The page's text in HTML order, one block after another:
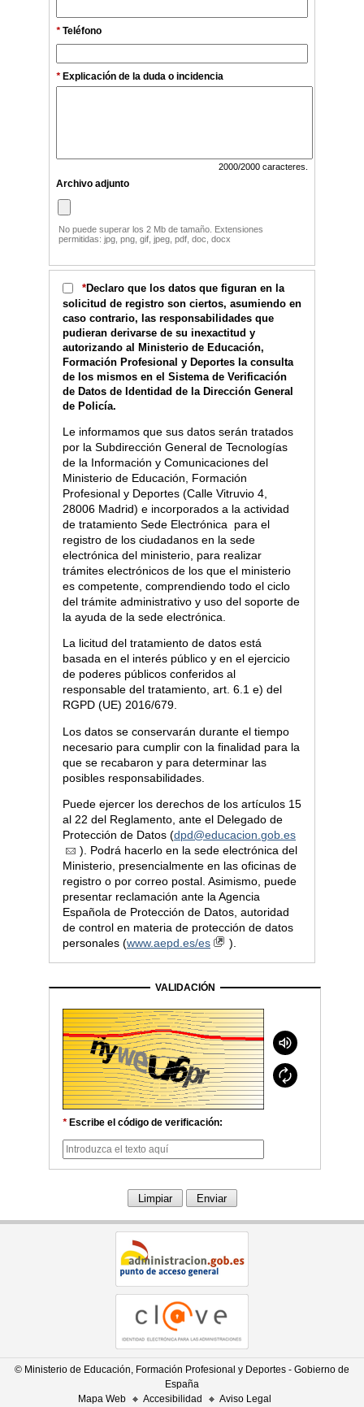
* Teléfono
* Explicación de la duda o incidencia
2000/2000 caracteres.
Archivo adjunto
No puede superar los 2 Mb de tamaño. Extensiones
permitidas: jpg, png, gif, jpeg, pdf, doc, docx
*Declaro que los datos que figuran en la
solicitud de registro son ciertos, asumiendo en
caso contrario, las responsabilidades que
pudieran derivarse de su inexactitud y
autorizando al Ministerio de Educación,
Formación Profesional y Deportes la consulta
de los mismos en el Sistema de Verificación
de Datos de Identidad de la Dirección General
de Policía.
Le informamos que sus datos serán tratados
por la Subdirección General de Tecnologías
de la Información y Comunicaciones del
Ministerio de Educación, Formación
Profesional y Deportes (Calle Vitruvio 4,
28006 Madrid) e incorporados a la actividad
de tratamiento Sede Electrónica para el
registro de los ciudadanos en la sede
electrónica del ministerio, para realizar
trámites electrónicos de los que el ministerio
es competente, comprendiendo todo el ciclo
del trámite administrativo y uso del soporte de
la ayuda de la sede electrónica.
La licitud del tratamiento de datos está
basada en el interés público y en el ejercicio
de poderes públicos conferidos al
responsable del tratamiento, art. 6.1 e) del
RGPD (UE) 2016/679.
Los datos se conservarán durante el tiempo
necesario para cumplir con la finalidad para la
que se recabaron y para determinar las
posibles responsabilidades.
Puede ejercer los derechos de los artículos 15
al 22 del Reglamento, ante el Delegado de
Protección de Datos (dpd@educacion.gob.es
). Podrá hacerlo en la sede electrónica del
Ministerio, presencialmente en las oficinas de
registro o por correo postal. Asimismo, puede
presentar reclamación ante la Agencia
Española de Protección de Datos, autoridad
de control en materia de protección de datos
personales (www.aepd.es/es ).
VALIDACIÓN
* Escribe el código de verificación:
© Ministerio de Educación, Formación Profesional y Deportes - Gobierno de
España
Mapa Web
Accesibilidad Aviso Legal